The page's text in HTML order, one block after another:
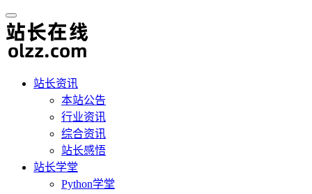
站长资讯
本站公告
行业资讯
综合资讯
站长感悟
站长学堂
Python学堂